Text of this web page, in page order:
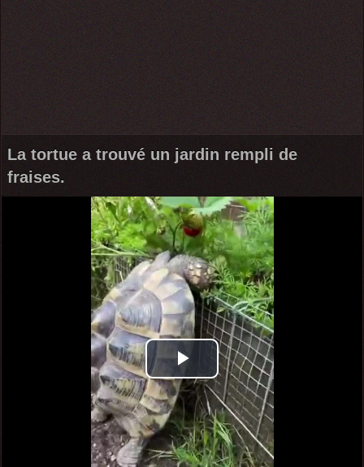
La tortue a trouvé un jardin rempli de
fraises.
Play
Video